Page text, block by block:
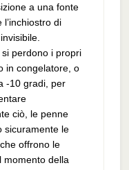
a una fonte
di
perdono i propri
in congelatore, o
-10 gradi, per
ciò, le penne
sicuramente le
offrono le
momento della